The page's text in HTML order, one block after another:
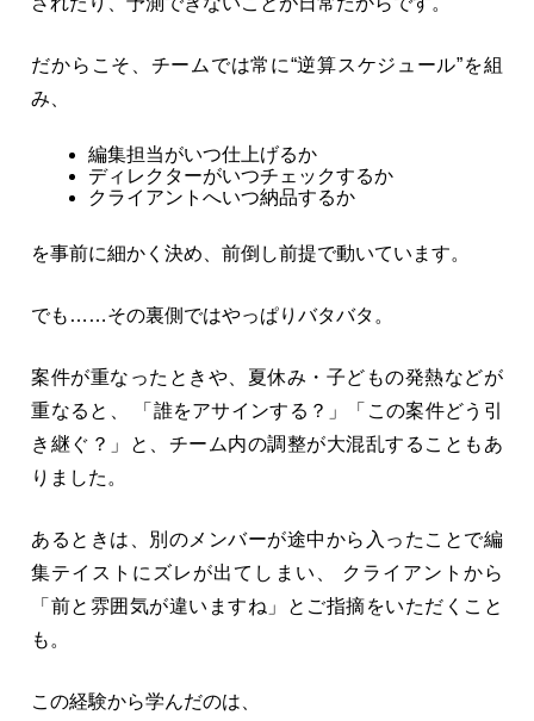
だからこそ、チームでは常に“逆算スケジュール”を組
み、
編集担当がいつ仕上げるか
ディレクターがいつチェックするか
クライアントへいつ納品するか
を事前に細かく決め、前倒し前提で動いています。
でも……その裏側ではやっぱりバタバタ。
案件が重なったときや、夏休み・子どもの発熱などが
重なると、 「誰をアサインする？」「この案件どう引
き継ぐ？」と、チーム内の調整が大混乱することもあ
りました。
あるときは、別のメンバーが途中から入ったことで編
集テイストにズレが出てしまい、 クライアントから
「前と雰囲気が違いますね」とご指摘をいただくこと
も。
この経験から学んだのは、